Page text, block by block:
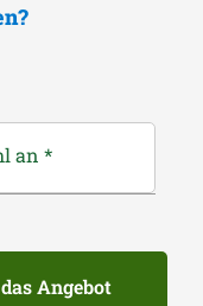
an *
Angebot